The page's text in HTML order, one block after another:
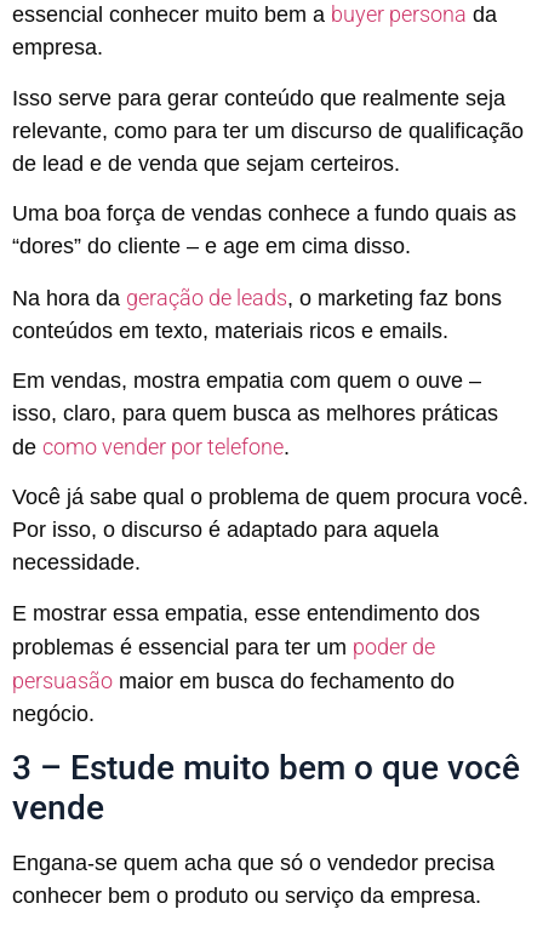
essencial conhecer muito bem a buyer persona da
empresa.
Isso serve para gerar conteúdo que realmente seja
relevante, como para ter um discurso de qualificação
de lead e de venda que sejam certeiros.
Uma boa força de vendas conhece a fundo quais as
“dores” do cliente – e age em cima disso.
Na hora da geração de leads, o marketing faz bons
conteúdos em texto, materiais ricos e emails.
Em vendas, mostra empatia com quem o ouve –
isso, claro, para quem busca as melhores práticas
de como vender por telefone.
Você já sabe qual o problema de quem procura você.
Por isso, o discurso é adaptado para aquela
necessidade.
E mostrar essa empatia, esse entendimento dos
problemas é essencial para ter um poder de
persuasão maior em busca do fechamento do
negócio.
3 – Estude muito bem o que você
vende
Engana-se quem acha que só o vendedor precisa
conhecer bem o produto ou serviço da empresa.